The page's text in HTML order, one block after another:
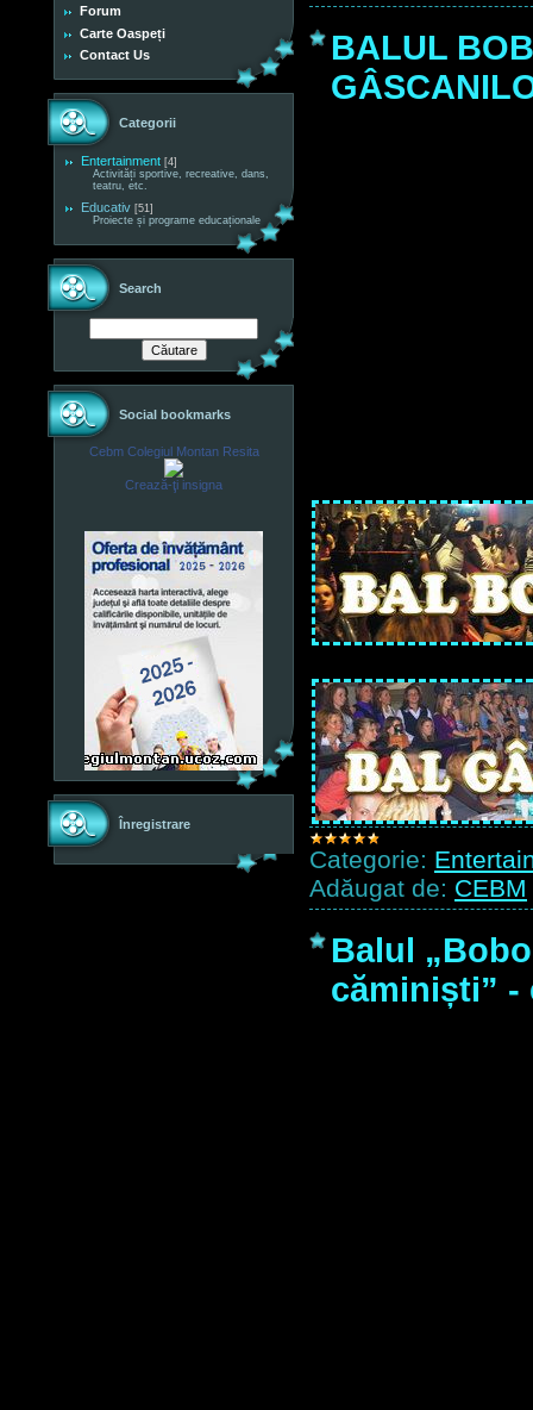
Forum
Carte Oaspeți
Contact Us
Categorii
Entertainment [4]
Activități sportive, recreative, dans,
teatru, etc.
Educativ [51]
Proiecte și programe educaționale
Search
Social bookmarks
Cebm Colegiul Montan Resita
Crează-ţi insigna
Înregistrare
BALUL
Categorie:
Adăugat de: CEBM
Balul
căminiști” -